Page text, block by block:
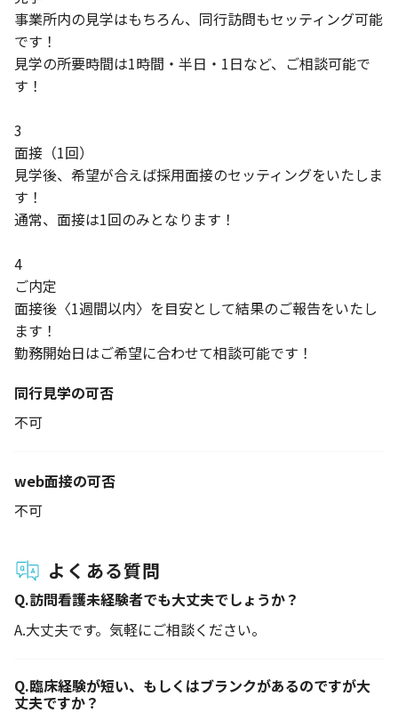
事業所内の見学はもちろん、同行訪問もセッティング可能
です！
見学の所要時間は1時間・半日・1日など、ご相談可能で
す！
3
面接（1回）
見学後、希望が合えば採用面接のセッティングをいたしま
す！
通常、面接は1回のみとなります！
4
ご内定
面接後〈1週間以内〉を目安として結果のご報告をいたし
ます！
勤務開始日はご希望に合わせて相談可能です！
同行見学の可否
不可
web面接の可否
不可
よくある質問
Q.訪問看護未経験者でも大丈夫でしょうか？
A.大丈夫です。気軽にご相談ください。
Q.臨床経験が短い、もしくはブランクがあるのですが大
丈夫ですか？